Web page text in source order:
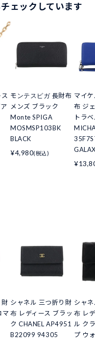
ェックしています
モンテスピガ 長財布
メンズ ブラック
Monte SPIGA
MOSMSP103BK
BLACK
¥4,980(税込)
マイ
布 ジ
トラ
財
マ
シャネル 三つ折り財
布 レディース ブラッ
ク CHANEL AP4951
B22099 94305
シャ
布 レ
ル ク
プ ウ